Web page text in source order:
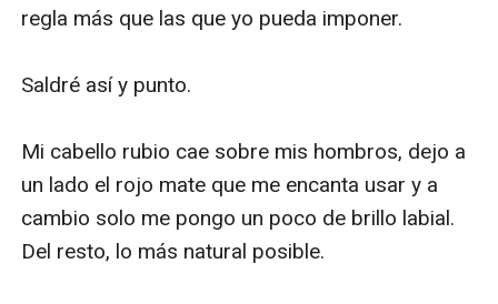
regla más que las que yo pueda imponer.
Saldré así y punto.
Mi cabello rubio cae sobre mis hombros, dejo a
un lado el rojo mate que me encanta usar y a
cambio solo me pongo un poco de brillo labial.
Del resto, lo más natural posible.